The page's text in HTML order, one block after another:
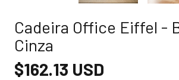
Cadeira Office Eiffel -
Cinza
$162.13 USD